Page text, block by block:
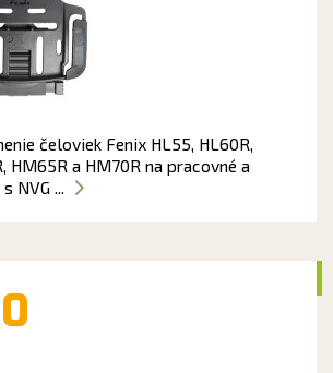
čeloviek Fenix HL55, HL60R,
HM65R a HM70R na pracovné a
NVG ...